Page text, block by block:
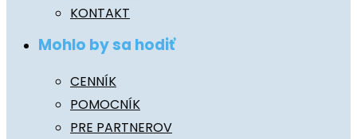
KONTAKT
Mohlo by sa hodiť
CENNÍK
POMOCNÍK
PRE PARTNEROV